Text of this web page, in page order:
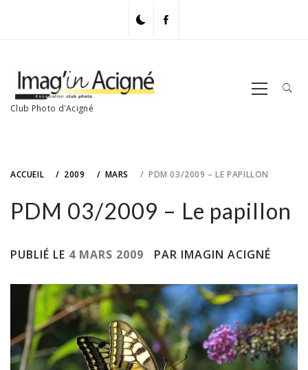
Club Photo d'Acigné
Primary
Menu
ACCUEIL 2009 MARS PDM 03/2009 – LE PAPILLON
PDM 03/2009 – Le papillon
PUBLIÉ LE 4 MARS 2009 PAR IMAGIN ACIGNÉ